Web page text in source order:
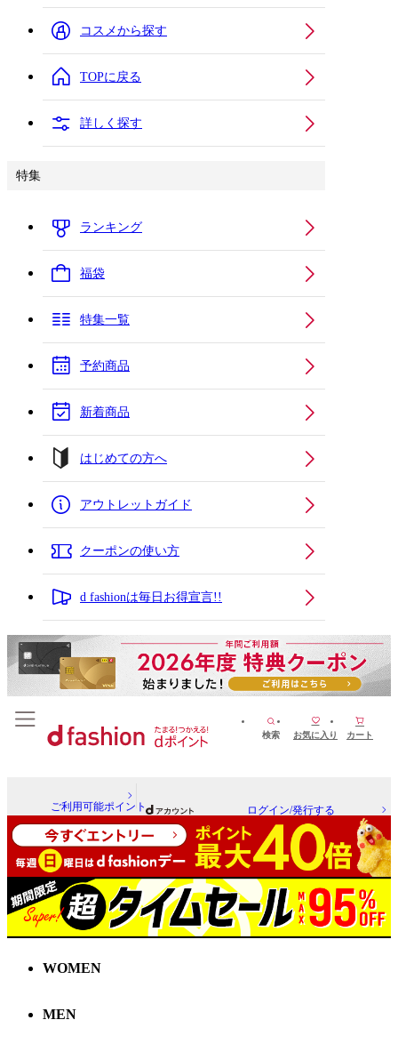
コスメから探す
TOPに戻る
詳しく探す
特集
ランキング
福袋
特集一覧
予約商品
新着商品
はじめての方へ
アウトレットガイド
クーポンの使い方
d fashionは毎日お得宣言!!
検索 お気に入り カート
ご利用可能ポイント ログイン/発行する
WOMEN
MEN